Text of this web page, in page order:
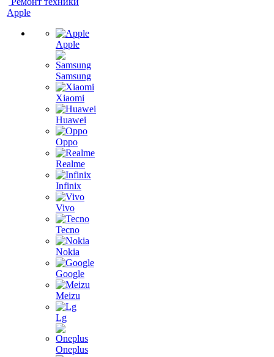
Apple
Apple
Samsung
Xiaomi
Huawei
Oppo
Realme
Infinix
Vivo
Tecno
Nokia
Google
Meizu
Lg
Oneplus